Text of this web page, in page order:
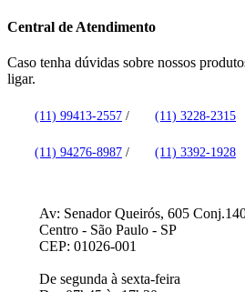
Central de Atendimento
Caso tenha dúvidas sobre nossos
ligar.
(11) 99413-2557 / (11) 3228-2315
(11) 94276-8987 / (11) 3392-1928
Av: Senador Queirós, 605
Centro - São Paulo - SP
CEP: 01026-001
De segunda à sexta-feira